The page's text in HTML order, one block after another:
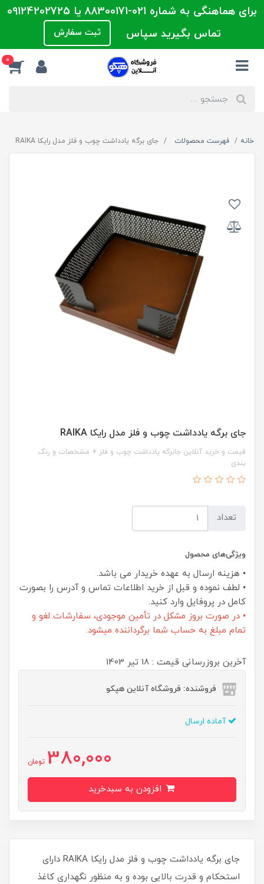
برای هماهنگی به شماره 021-88300171 یا 09124202725
تماس بگیرید سپاس
ثبت سفارش
0
خانه فهرست محصولات جای برگه یادداشت چوب و فلز مدل رایکا RAIKA
جای برگه یادداشت چوب و فلز مدل رایکا RAIKA
قیمت و خرید آنلاین جابرگه یادداشت چوب و فلز + مشخصات و رنگ
بندی
تعداد
ویژگی‌های محصول
• هزینه ارسال به عهده خریدار می باشد.
• لطف نموده و قبل از خرید اطلاعات تماس و آدرس را بصورت
کامل در پروفایل وارد کنید.
• در صورت بروز مشکل در تأمین موجودی، سفارشات لغو و
تمام مبلغ به حساب شما برگرداننده میشود.
آخرین بروزرسانی قیمت : 18 تير 1403
فروشنده: فروشگاه آنلاین هپکو
آماده ارسال
380,000 تومان
جای برگه یادداشت چوب و فلز مدل رایکا RAIKA دارای
استحکام و قدرت بالایی بوده و به منظور نگهداری کاغذ